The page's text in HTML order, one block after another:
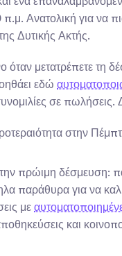
Ανατολική για να
Δυτικής Ακτής.
όταν μετατρέπετε τη
εδώ
σε πωλήσεις.
στην
πρώιμη δέσμευση:
παράθυρα για να
με
και